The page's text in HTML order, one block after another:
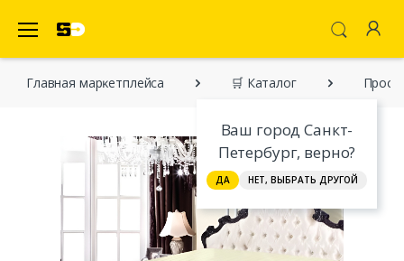
Ваш город Санкт-
Петербург, верно?
ДА НЕТ, ВЫБРАТЬ ДРУГОЙ
Главная марĸетплейса 🛒 Каталог